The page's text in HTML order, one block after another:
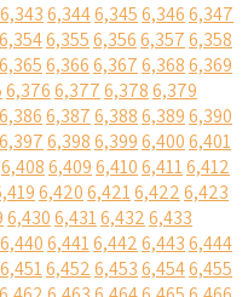
6,3436,3446,3456,3466,347
6,3546,3556,3566,3576,358
6,3656,3666,3676,3686,369
6,3766,3776,3786,379
6,3866,3876,3886,3896,390
6,3976,3986,3996,4006,401
6,4086,4096,4106,4116,412
6,4206,4216,4226,423
6,4306,4316,4326,433
6,4406,4416,4426,4436,444
6,4516,4526,4536,4546,455